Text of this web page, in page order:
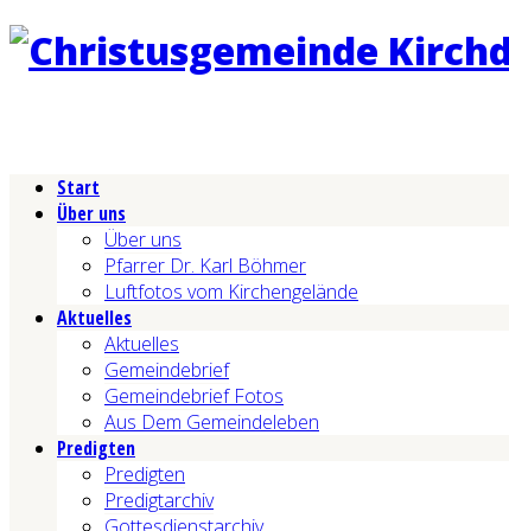
Start
Über uns
Über uns
Pfarrer Dr. Karl Böhmer
Luftfotos vom Kirchengelände
Aktuelles
Aktuelles
Gemeindebrief
Gemeindebrief Fotos
Aus Dem Gemeindeleben
Predigten
Predigten
Predigtarchiv